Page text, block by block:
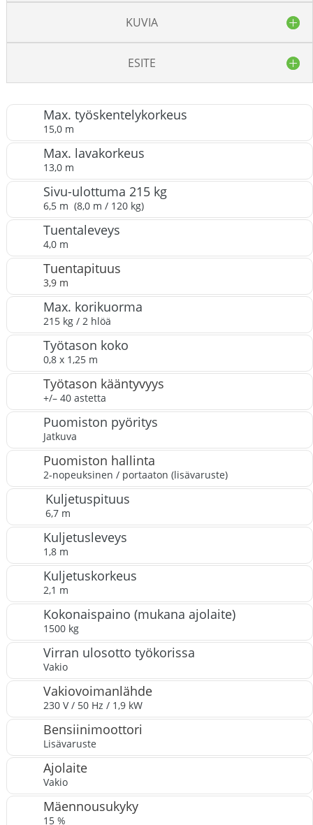
KUVIA
ESITE
Max. työskentelykorkeus
15,0 m
Max. lavakorkeus
13,0 m
Sivu-ulottuma 215 kg
6,5 m (8,0 m / 120 kg)
Tuentaleveys
4,0 m
Tuentapituus
3,9 m
Max. korikuorma
215 kg / 2 hlöä
Työtason koko
0,8 x 1,25 m
Työtason kääntyvyys
+/– 40 astetta
Puomiston pyöritys
Jatkuva
Puomiston hallinta
2-nopeuksinen / portaaton (lisävaruste)
Kuljetuspituus
6,7 m
Kuljetusleveys
1,8 m
Kuljetuskorkeus
2,1 m
Kokonaispaino (mukana ajolaite)
1500 kg
Virran ulosotto työkorissa
Vakio
Vakiovoimanlähde
230 V / 50 Hz / 1,9 kW
Bensiinimoottori
Lisävaruste
Ajolaite
Vakio
Mäennousukyky
15 %